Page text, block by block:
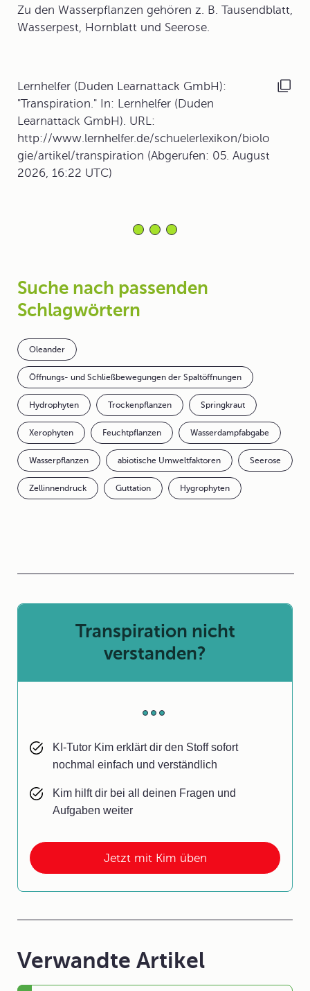
Zu den Wasserpflanzen gehören z. B. Tausendblatt,
Wasserpest, Hornblatt und Seerose.
Lernhelfer (Duden Learnattack GmbH):
"Transpiration." In: Lernhelfer (Duden
Learnattack GmbH). URL:
http://www.lernhelfer.de/schuelerlexikon/biolo
gie/artikel/transpiration (Abgerufen: 05. August
2026, 16:22 UTC)
Suche nach passenden
Schlagwörtern
Oleander
Öffnungs- und Schließbewegungen der Spaltöffnungen
Hydrophyten Trockenpflanzen Springkraut
Xerophyten Feuchtpflanzen Wasserdampfabgabe
Wasserpflanzen abiotische Umweltfaktoren Seerose
Zellinnendruck Guttation Hygrophyten
Jetzt mit Kim üben
Transpiration nicht
verstanden?
KI-Tutor Kim erklärt dir den Stoff sofort
nochmal einfach und verständlich
Kim hilft dir bei all deinen Fragen und
Aufgaben weiter
Verwandte Artikel